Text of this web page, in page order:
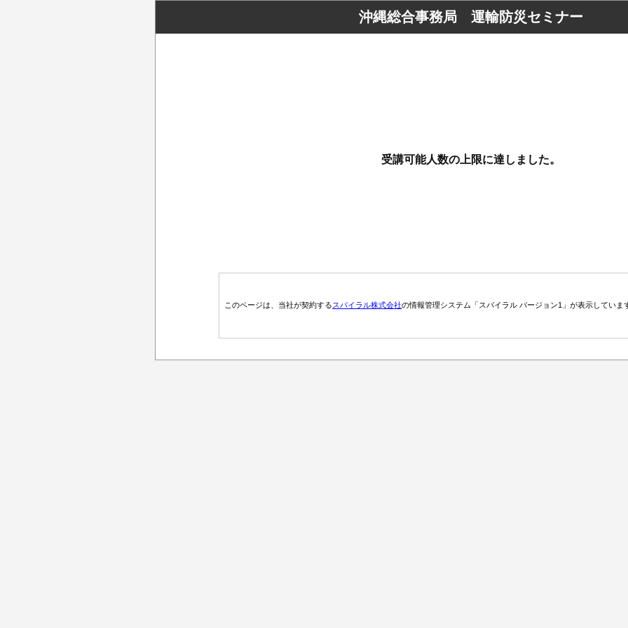
沖縄総合事務局 運輸防災セミナー
受講可能人数の上限に達しました。
このページは、当社が契約するスパイラル株式会社の情報管理システム「スパイラル バージョン1」が表示していま